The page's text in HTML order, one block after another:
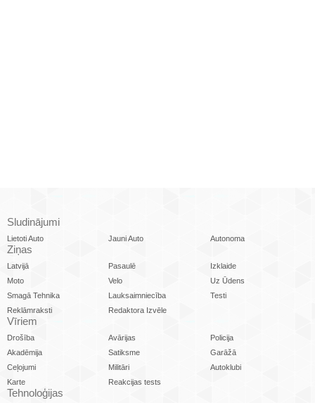
Sludinājumi
Lietoti Auto Jauni Auto Autonoma
Ziņas
Latvijā Pasaulē
Izklaide
Moto
Velo
Uz Ūdens
Smagā Tehnika
Lauksaimniecība
Testi
Reklāmraksti
Redaktora Izvēle
Vīriem
Drošība Avārijas
Policija
Akadēmija
Satiksme
Garāžā
Ceļojumi
Militāri
Autoklubi
Karte
Reakcijas tests
Tehnoloģijas